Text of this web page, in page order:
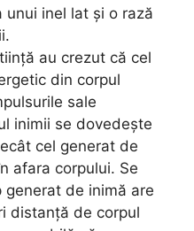
inel lat și o rază
au crezut că cel
din corpul
sale
inimii se dovedește
cel generat de
afara corpului. Se
de inimă are
distanță de corpul